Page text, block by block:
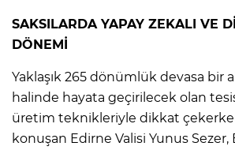
SAKSILARDA YAPAY ZEKALI VE
DÖNEMİ
Yaklaşık 265 dönümlük devasa bir
halinde hayata geçirilecek olan
üretim teknikleriyle dikkat
konuşan Edirne Valisi Yunus Sezer,